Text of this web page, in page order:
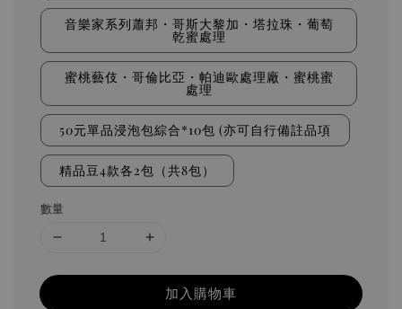
音樂家系列蕭邦・哥斯大黎加・塔拉珠・葡萄
乾蜜處理
蜜桃藝伎・哥倫比亞・帕迪歐處理廠・蜜桃蜜
處理
50元單品浸泡包綜合*10包 (亦可自行備註品項
精品豆4款各2包（共8包）
數量
加入購物車